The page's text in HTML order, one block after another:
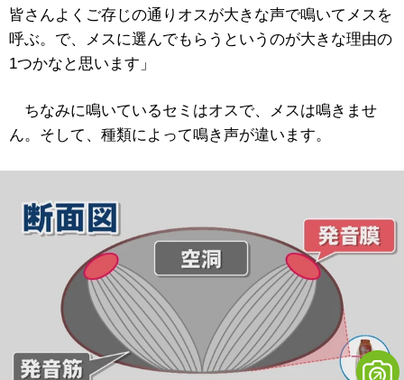
皆さんよくご存じの通りオスが大きな声で鳴いてメスを
呼ぶ。で、メスに選んでもらうというのが大きな理由の
1つかなと思います」
ちなみに鳴いているセミはオスで、メスは鳴きませ
ん。そして、種類によって鳴き声が違います。